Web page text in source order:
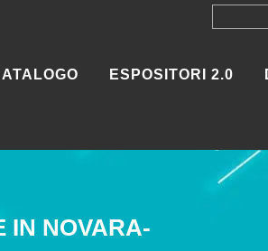
ESPOSITORI 2.0
IN NOVARA-